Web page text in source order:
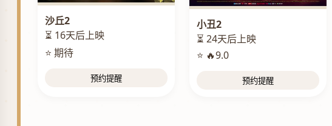
沙丘2
⏳ 16天后上映
⭐ 期待
预约提醒
小丑2
⏳ 24天后上映
⭐ 🔥9.0
预约提醒